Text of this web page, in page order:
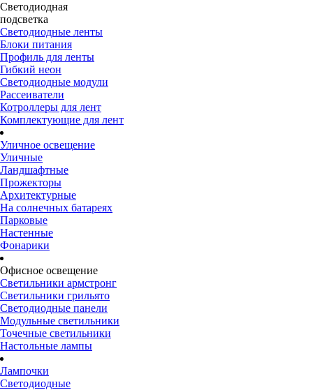
Светодиодная
подсветка
Светодиодные ленты
Блоки питания
Профиль для ленты
Гибкий неон
Светодиодные модули
Рассеиватели
Котроллеры для лент
Комплектующие для лент
Уличное освещение
Уличные
Ландшафтные
Прожекторы
Архитектурные
На солнечных батареях
Парковые
Настенные
Фонарики
Офисное освещение
Светильники армстронг
Светильники грильято
Светодиодные панели
Модульные светильники
Точечные светильники
Настольные лампы
Лампочки
Светодиодные